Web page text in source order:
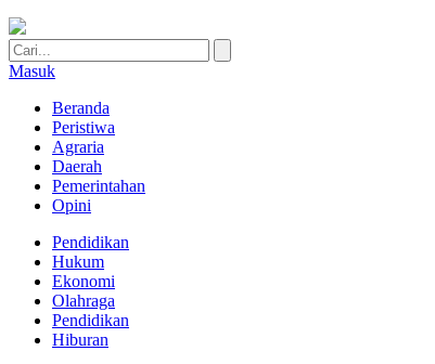
Masuk
Beranda
Peristiwa
Agraria
Daerah
Pemerintahan
Opini
Pendidikan
Hukum
Ekonomi
Olahraga
Pendidikan
Hiburan